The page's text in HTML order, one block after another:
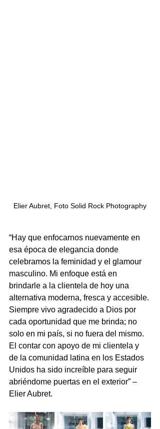
Elier Aubret, Foto Solid Rock Photography
“Hay que enfocarnos nuevamente en
esa época de elegancia donde
celebramos la feminidad y el glamour
masculino. Mi enfoque está en
brindarle a la clientela de hoy una
alternativa moderna, fresca y accesible.
Siempre vivo agradecido a Dios por
cada oportunidad que me brinda; no
solo en mi país, si no fuera del mismo.
El contar con apoyo de mi clientela y
de la comunidad latina en los Estados
Unidos ha sido increíble para seguir
abriéndome puertas en el exterior” –
Elier Aubret.